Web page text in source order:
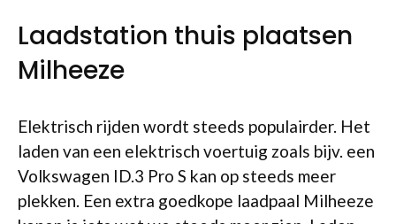
Laadstation thuis plaatsen
Milheeze
Elektrisch rijden wordt steeds populairder. Het
laden van een elektrisch voertuig zoals bijv. een
Volkswagen ID.3 Pro S kan op steeds meer
plekken. Een extra goedkope laadpaal Milheeze